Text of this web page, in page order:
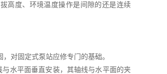
高度、环境温度操作是间隙的还是连续
对固定式泵站应修专门的基础。
水平面垂直安装，其轴线与水平面的夹